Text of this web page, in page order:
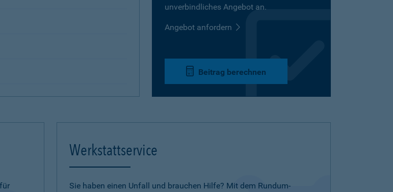
unverbindliches Angebot an.
Angebot anfordern
Beitrag berechnen
Werkstattservice
Sie haben einen Unfall und brauchen Hilfe? Mit dem Rundum-